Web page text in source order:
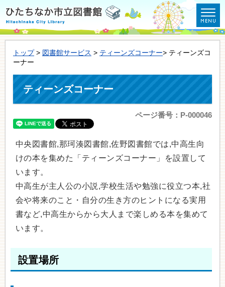
トップ> 図書館サービス > ティーンズコーナー> ティーンズコ
ーナー
ティーンズコーナー
ページ番号：P-000046
中央図書館,那珂湊図書館,佐野図書館では,中高生向
けの本を集めた「ティーンズコーナー」を設置して
います。
中高生が主人公の小説,学校生活や勉強に役立つ本,社
会や将来のこと・自分の生き方のヒントになる実用
書など,中高生からから大人まで楽しめる本を集めて
います。
設置場所